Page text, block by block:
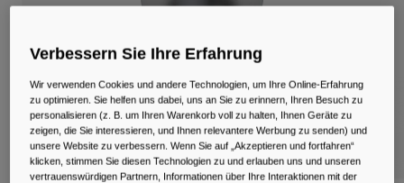
Trinkblasen
Zubehör
Alle kaufen
Verbessern Sie Ihre Erfahrung
Wir verwenden Cookies und andere Technologien, um Ihre Online-Erfahrung
zu optimieren. Sie helfen uns dabei, uns an Sie zu erinnern, Ihren Besuch zu
personalisieren (z. B. um Ihren Warenkorb voll zu halten, Ihnen Geräte zu
zeigen, die Sie interessieren, und Ihnen relevantere Werbung zu senden) und
unsere Website zu verbessern. Wenn Sie auf „Akzeptieren und fortfahren“
klicken, stimmen Sie diesen Technologien zu und erlauben uns und unseren
vertrauenswürdigen Partnern, Informationen über Ihre Interaktionen mit der